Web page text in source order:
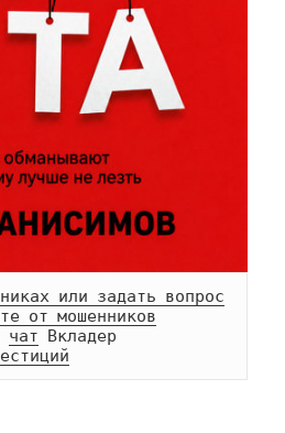
или задать вопрос
от мошенников
чат